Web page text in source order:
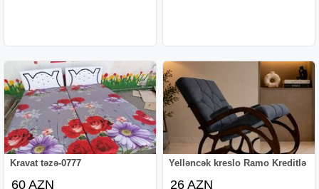
Kravat təzə-0777
60 AZN
Yelləncək kreslo Ramo Kreditlə
26 AZN